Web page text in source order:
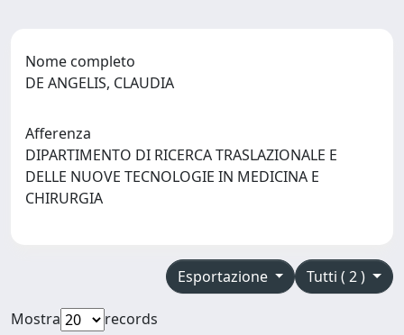
Nome completo
DE ANGELIS, CLAUDIA
Afferenza
DIPARTIMENTO DI RICERCA TRASLAZIONALE E
DELLE NUOVE TECNOLOGIE IN MEDICINA E
CHIRURGIA
Tutti ( 2 )
Esportazione
Mostra
records